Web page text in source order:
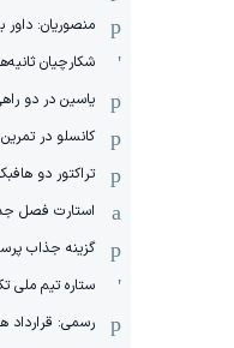
منصوریان: داور
شکارچیان
یاسین در دو
کانسلو در
تراکتور دو
استارت فصل
گزینه جذاب
ستاره تیم ملی
رسمی: